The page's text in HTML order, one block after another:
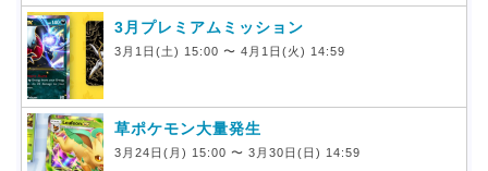
3月プレミアムミッション
3月1日(土) 15:00 〜 4月1日(火) 14:59
草ポケモン大量発生
3月24日(月) 15:00 〜 3月30日(日) 14:59